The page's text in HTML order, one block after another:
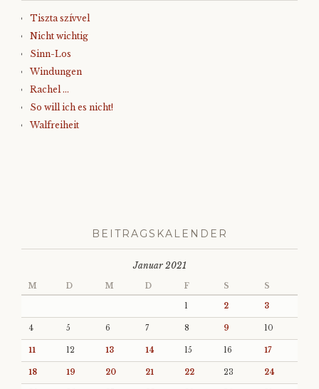
Tiszta szívvel
Nicht wichtig
Sinn-Los
Windungen
Rachel …
So will ich es nicht!
Walfreiheit
BEITRAGSKALENDER
Januar 2021
M D M D F S S
1 2 3
4 5 6 7 8 9 10
11 12 13 14 15 16 17
18 19 20 21 22 23 24